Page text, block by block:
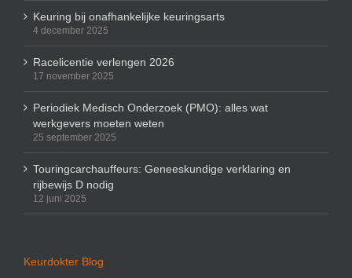
Keuring bij onafhankelijke keuringsarts
4 december 2025
Racelicentie verlengen 2026
17 november 2025
Periodiek Medisch Onderzoek (PMO): alles wat
werkgevers moeten weten
25 september 2025
Touringcarchauffeurs: Geneeskundige verklaring en
rijbewijs D nodig
12 juni 2025
Keurdokter Blog